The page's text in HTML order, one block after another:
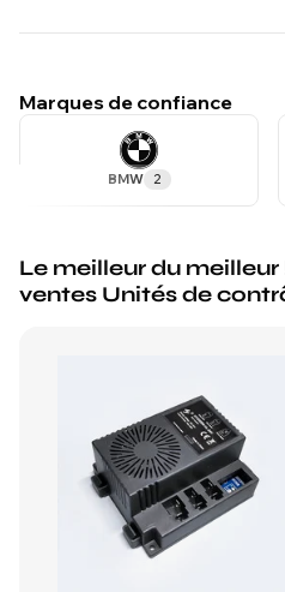
Marques de confiance
BMW 2
Le meilleur du meilleur
ventes Unités de